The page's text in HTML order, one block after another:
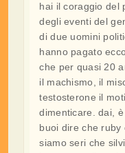
hai il coraggio del
degli eventi del
di due uomini
hanno pagato
che per quasi 20
il machismo, il
testosterone il
dimenticare. dai,
buoi dire che ruby
siamo seri che